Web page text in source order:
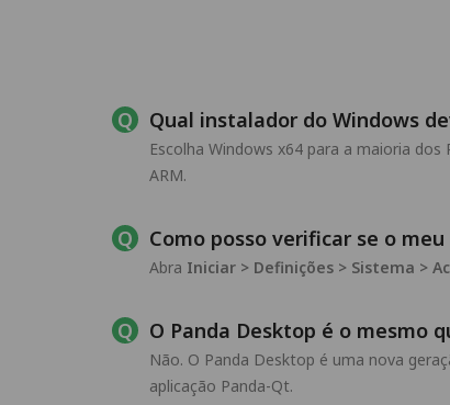
Qual instalador do Windows
Escolha Windows x64 para a maioria
ARM.
Como posso verificar se o meu
Abra Iniciar > Definições > Sistema >
O Panda Desktop é o mesmo
Não. O Panda Desktop é uma nova
aplicação Panda-Qt.